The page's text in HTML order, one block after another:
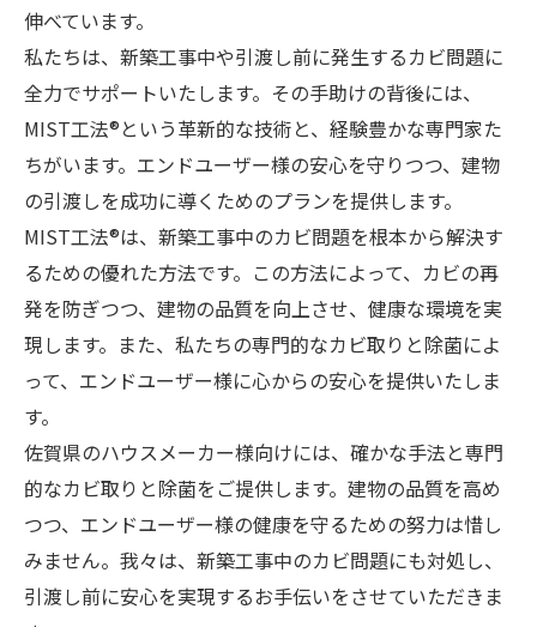
伸べています。
私たちは、新築工事中や引渡し前に発生するカビ問題に
全力でサポートいたします。その手助けの背後には、
MIST工法®という革新的な技術と、経験豊かな専門家た
ちがいます。エンドユーザー様の安心を守りつつ、建物
の引渡しを成功に導くためのプランを提供します。
MIST工法®は、新築工事中のカビ問題を根本から解決す
るための優れた方法です。この方法によって、カビの再
発を防ぎつつ、建物の品質を向上させ、健康な環境を実
現します。また、私たちの専門的なカビ取りと除菌によ
って、エンドユーザー様に心からの安心を提供いたしま
す。
佐賀県のハウスメーカー様向けには、確かな手法と専門
的なカビ取りと除菌をご提供します。建物の品質を高め
つつ、エンドユーザー様の健康を守るための努力は惜し
みません。我々は、新築工事中のカビ問題にも対処し、
引渡し前に安心を実現するお手伝いをさせていただきま